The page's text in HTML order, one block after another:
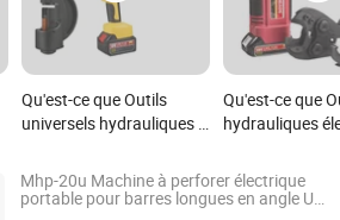
Qu'est-ce que Outils
universels hydrauliques à
sertissage, la coupe et le
perçage Emeads Ebs-
Qu'est-ce que
hydrauliques
cintrage de
cuivre HVAC
Mhp-20u Machine à perforer électrique
portable pour barres longues en angle U
Tool Factory